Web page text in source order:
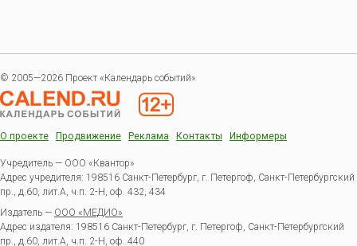
© 2005—2026 Проект «Календарь событий»
О проекте Продвижение Реклама Контакты Информеры
Учредитель — ООО «Квантор»
Адрес учредителя: 198516 Санкт-Петербург, г. Петергоф, Санкт-Петербургский
пр., д.60, лит.А, ч.п. 2-Н, оф. 432, 434
Издатель — ООО «МЕДИО»
Адрес издателя: 198516 Санкт-Петербург, г. Петергоф, Санкт-Петербургский
пр., д.60, лит.А, ч.п. 2-Н, оф. 440